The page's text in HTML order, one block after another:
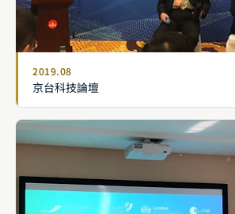
2019.08
京台科技論壇